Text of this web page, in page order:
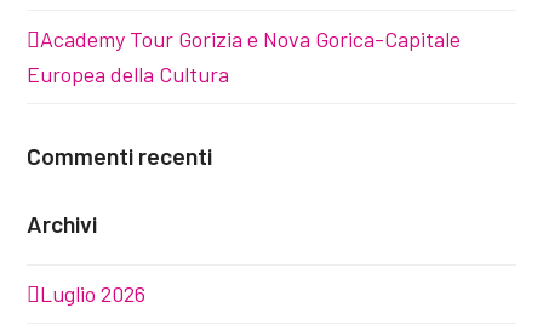
Academy Tour Gorizia e Nova Gorica-Capitale
Europea della Cultura
Commenti recenti
Archivi
Luglio 2026